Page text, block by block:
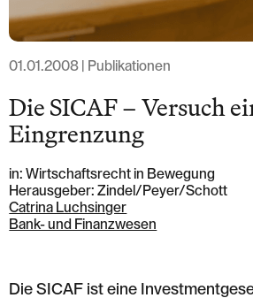
01.01.2008 | Publikationen
Die SICAF – Versuch
Eingrenzung
in: Wirtschaftsrecht in Bewegung
Herausgeber: Zindel/Peyer/Schott
Catrina Luchsinger
Bank- und Finanzwesen
Die SICAF ist eine